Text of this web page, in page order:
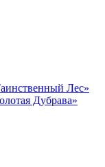
Лес»
Дубрава»